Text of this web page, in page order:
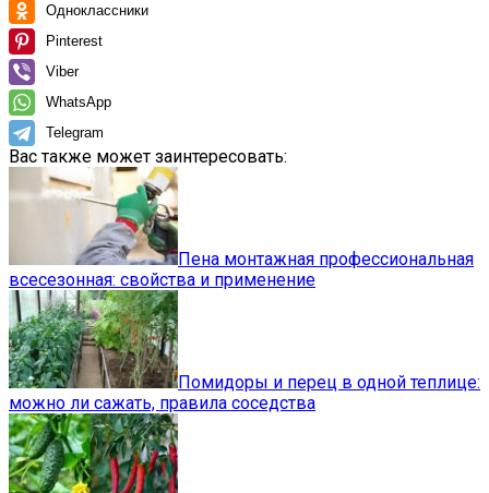
Одноклассники
Pinterest
Viber
WhatsApp
Telegram
Вас также может заинтересовать:
Пена монтажная профессиональная
всесезонная: свойства и применение
Помидоры и перец в одной теплице:
можно ли сажать, правила соседства